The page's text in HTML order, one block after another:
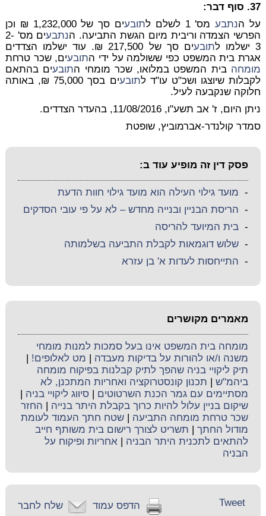
37. סוף דבר:
על הנתבעמס' 1 לשלם ל תובע
ים סך של 1,232,000 ₪ וכן
הפרשי הצמדה וריבית מיום הגשת התביעה. הנתבע
ים מס' 2-
3 ישלמו ל
תובע
ים סך של 217,500 ₪. עוד ישלמו הצדדים
אגרת בית המשפט כפי ששולמה על ידי התובעים, שכר טרחת
מומחה בית המשפט במלואו, שכר מומחי התובעים בהתאם
לקבלות שיוצגו ושכ"ט עו"ד לתובע
ים בסך 75,000 ₪, באותה
חלוקה שנקבעה לעיל.
ניתן היום, ז' אב תשע"ו, 11/08/2016, בהעדר הצדדים.
סמדר קולנדר-אברמוביץ, שופטת
פסק דין זה מופיע עוד ב:
- מועד גילוי העילה הוא מועד גילוי חוות הדעת
- הריסת הבניין ובנייה מחדש – לא על פי עובי הסדקים
-בית המיועד להריסה
-שלוש דוגמאות לקבלת התביעה בשלמותה
- התייחסות לעדות א' בן עזרא
מאמרים מקושרים
מומחה בית המשפט אינו בעל סמכות למנות מומחי
משנה ו/או להורות על בדיקות מעבדה
מט לאלופים!
תיק ליקויי בניה שהפך לתיק קבלנות בפיקוח מומחה
ביהמ"ש
תכנון קונסטרוקציה ואחריות המתכנן, לא
מסתיימים עם גמר הכנת השרטוטים |סיווג ליקויי בניה
שיקום בניין עלול להיות כרוך בקבלת היתר בנייה
החזר
שכר טרחת מומחה התביעה |שטח חתך העמוד לעומת
מודול החתך
תשריט לצורך רישום בית משותף חייב
להתאים לתכנית היתר הבניה |אחריות ופיקוח על
הבניה
שלח לחבר הדפס עמוד Tweet